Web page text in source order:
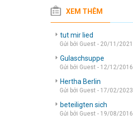
XEM THÊM
tut mir lied
Gửi bởi Guest - 20/11/2021
Gulaschsuppe
Gửi bởi Guest - 12/12/2016
Hertha Berlin
Gửi bởi Guest - 17/02/2023
beteiligten sich
Gửi bởi Guest - 19/08/2016